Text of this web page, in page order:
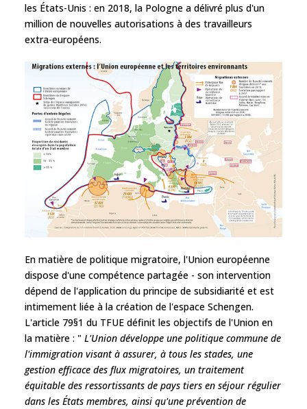
les États-Unis : en 2018, la Pologne a délivré plus d'un
million de nouvelles autorisations à des travailleurs
extra-européens.
En matière de politique migratoire, l'Union européenne
dispose d'une compétence partagée - son intervention
dépend de l'application du principe de subsidiarité et est
intimement liée à la création de l'espace Schengen.
L'article 79§1 du TFUE définit les objectifs de l'Union en
la matière : " L'Union développe une politique commune de
l'immigration visant à assurer, à tous les stades, une
gestion efficace des flux migratoires, un traitement
équitable des ressortissants de pays tiers en séjour régulier
dans les États membres, ainsi qu'une prévention de